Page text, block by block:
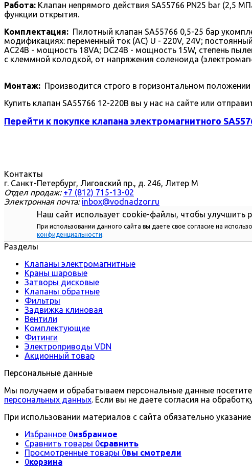
Работа: Клапан непрямого действия SA55766 PN25 bar (2,5
функции открытия.
Комплектация: Пилотный клапан SA55766 0,5-25 бар
модификациях: переменный ток (AC) U - 220V, 24V;
AC24В - мощность 18VA; DC24В - мощность 15W, степень
с клеммной колодкой, от напряжения соленоида
Монтаж: Производится строго в горизонтальном
Купить клапан SA55766 12-220В вы у нас на сайте или
Перейти к покупке клапана электромагнитного
Контакты
г. Санкт-Петербург, Лиговский пр., д. 246, Литер М
Отдел продаж: +7 (812) 715-13-02
Электронная почта: inbox@vodnadzor.ru
Наш сайт использует cookie-файлы, чтобы улучшить
При использовании данного сайта вы даете свое согласие на
конфиденциальности.
Разделы
Клапаны электромагнитные
Краны шаровые
Затворы дисковые
Клапаны обратные
Фильтры
Задвижка клиновая
Вентили
Комплектующие
Фитинги
Электроприводы VDN
Акционный товар
Персональные данные
Мы получаем и обрабатываем персональные данные
персональных данных. Если вы не даете согласия на
При использовании материалов с сайта обязательно
Избранное 0избранное
Сравнить товары 0сравнить
Просмотренные товары 0вы смотрели
0корзина